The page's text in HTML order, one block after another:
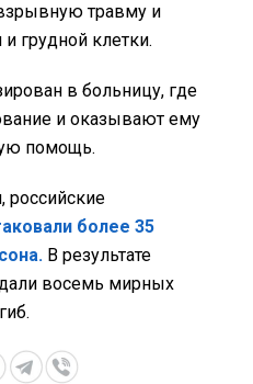
травму и
грудной клетки.
в больницу, где
и оказывают ему
помощь.
российские
более 35
В результате
восемь мирных